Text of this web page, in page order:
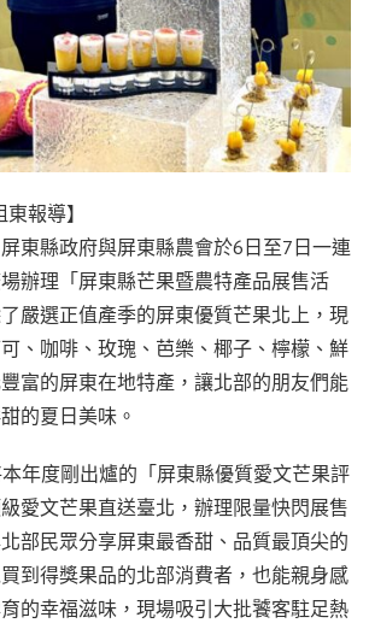
報導】
東縣政府與屏東縣農會於6日至7日一連
辦理「屏東縣芒果暨農特產品展售活
嚴選正值產季的屏東優質芒果北上，現
、咖啡、玫瑰、芭樂、椰子、檸檬、鮮
富的屏東在地特產，讓北部的朋友們能
的夏日美味。
年度剛出爐的「屏東縣優質愛文芒果評
愛文芒果直送臺北，辦理限量快閃展售
部民眾分享屏東最香甜、品質最頂尖的
到得獎果品的北部消費者，也能親身感
的幸福滋味，現場吸引大批饕客駐足熱